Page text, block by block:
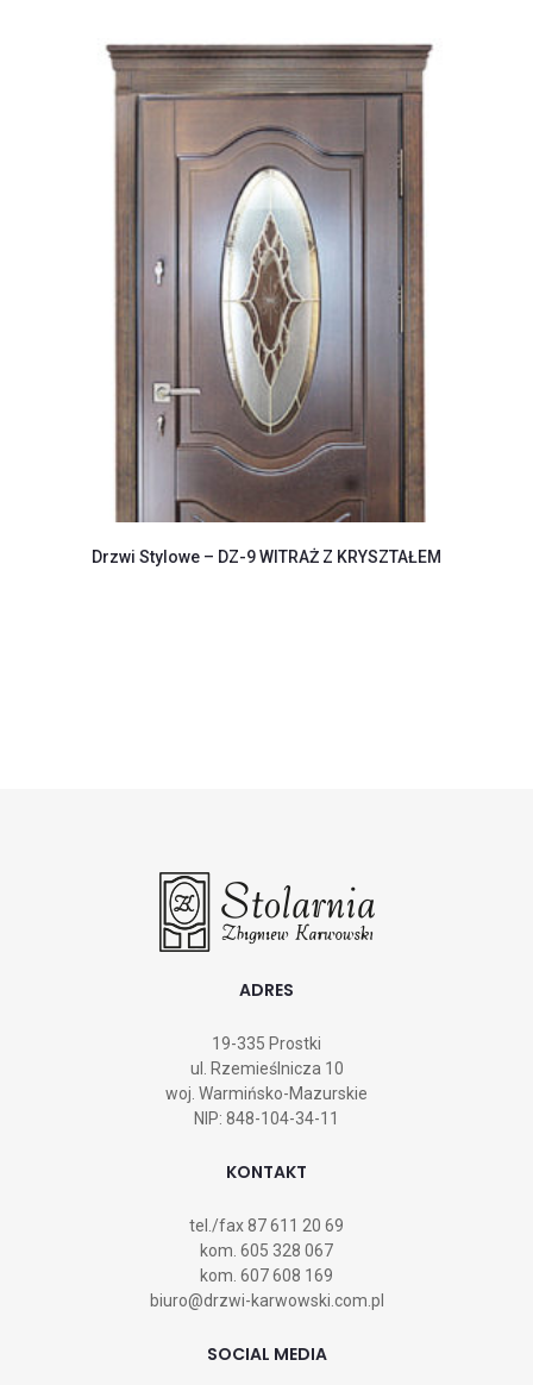
Drzwi Stylowe – DZ-9 WITRAŻ Z KRYSZTAŁEM
ADRES
19-335 Prostki
ul. Rzemieślnicza 10
woj. Warmińsko-Mazurskie
NIP: 848-104-34-11
KONTAKT
tel./fax87 611 20 69
kom. 605 328 067
kom. 607 608 169
biuro@drzwi-karwowski.com.pl
SOCIAL MEDIA